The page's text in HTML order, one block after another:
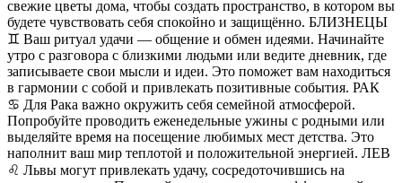
свежие цветы дома, чтобы создать пространство, в котором вы
будете чувствовать себя спокойно и защищённо. БЛИЗНЕЦЫ
♊️ Ваш ритуал удачи — общение и обмен идеями. Начинайте
утро с разговора с близкими людьми или ведите дневник, где
записываете свои мысли и идеи. Это поможет вам находиться
в гармонии с собой и привлекать позитивные события. РАК
♋️ Для Рака важно окружить себя семейной атмосферой.
Попробуйте проводить еженедельные ужины с родными или
выделяйте время на посещение любимых мест детства. Это
наполнит ваш мир теплотой и положительной энергией. ЛЕВ
♌️ Львы могут привлекать удачу, сосредоточившись на